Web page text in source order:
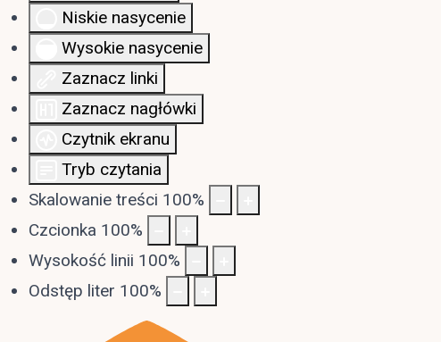
Niskie nasycenie
Wysokie nasycenie
Zaznacz linki
Zaznacz nagłówki
Czytnik ekranu
Tryb czytania
Skalowanie treści 100%
Czcionka 100%
Wysokość linii 100%
Odstęp liter 100%